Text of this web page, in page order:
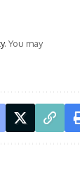
. You may